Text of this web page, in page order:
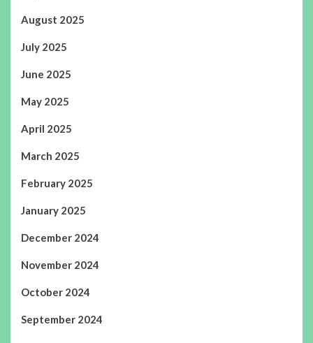
August 2025
July 2025
June 2025
May 2025
April 2025
March 2025
February 2025
January 2025
December 2024
November 2024
October 2024
September 2024